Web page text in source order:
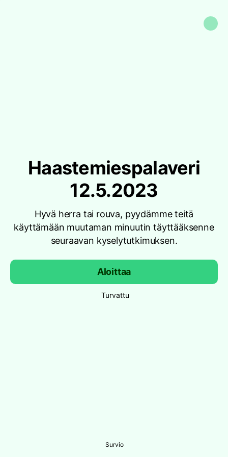
Haastemiespalaveri
12.5.2023
Hyvä herra tai rouva, pyydämme teitä
käyttämään muutaman minuutin täyttääksenne
seuraavan kyselytutkimuksen.
Aloittaa
Turvattu
Survio